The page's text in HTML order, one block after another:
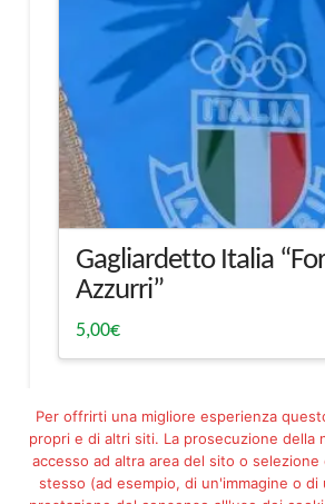
Gagliardetto Italia
Azzurri”
5,00€
Per offrirti una migliore esperienza
propri e di altri siti. La prosecuzione della
accesso ad altra area del sito o
stesso (ad esempio, di un'immagine o di